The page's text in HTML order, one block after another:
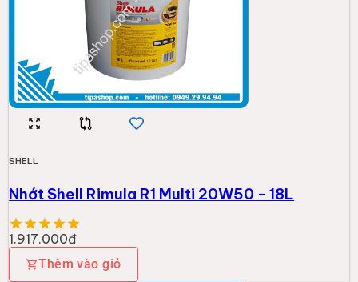
SHELL
Nhớt Shell Rimula R1 Multi 20W50 - 18L
1.917.000đ
Thêm vào giỏ